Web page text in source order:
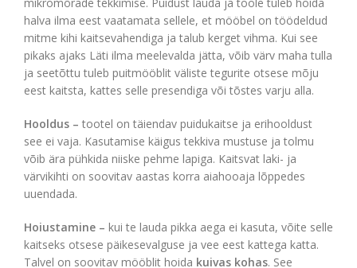
mikromõrade tekkimise. Puidust lauda ja toole tuleb hoida
halva ilma eest vaatamata sellele, et mööbel on töödeldud
mitme kihi kaitsevahendiga ja talub kerget vihma. Kui see
pikaks ajaks Läti ilma meelevalda jätta, võib värv maha tulla
ja seetõttu tuleb puitmööblit väliste tegurite otsese mõju
eest kaitsta, kattes selle presendiga või tõstes varju alla.
Hooldus – tootel on täiendav puidukaitse ja erihooldust
see ei vaja. Kasutamise käigus tekkiva mustuse ja tolmu
võib ära pühkida niiske pehme lapiga. Kaitsvat laki- ja
värvikihti on soovitav aastas korra aiahooaja lõppedes
uuendada.
Hoiustamine – kui te lauda pikka aega ei kasuta, võite selle
kaitseks otsese päikesevalguse ja vee eest kattega katta.
Talvel on soovitav mööblit hoida kuivas kohas. See